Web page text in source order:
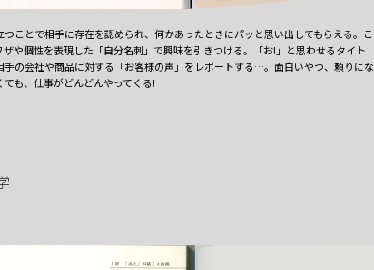
ことで相手に存在を認められ、何かあったときにパッと思い出してもらえる。こ
や個性を表現した「自分名刺」で興味を引きつける。「お!」と思わせるタイト
の会社や商品に対する「お客様の声」をレポートする…。面白いやつ、頼りにな
も、仕事がどんどんやってくる!